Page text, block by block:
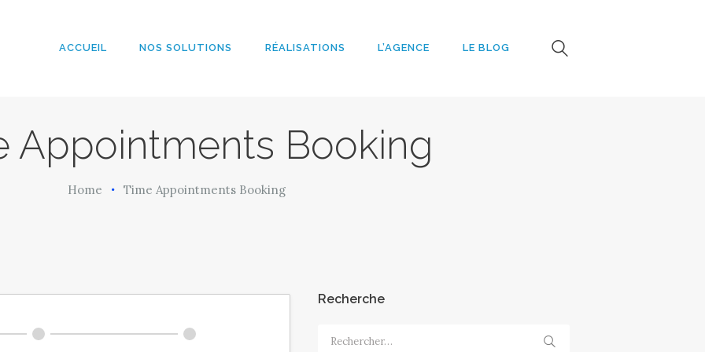
ACCUEIL NOS SOLUTIONS RÉALISATIONS L’AGENCE LE BLOG
Appointments Booking
Home Time Appointments Booking
NOS
RÉALISATION
S
L’AGENCE
Recherche
Rechercher :